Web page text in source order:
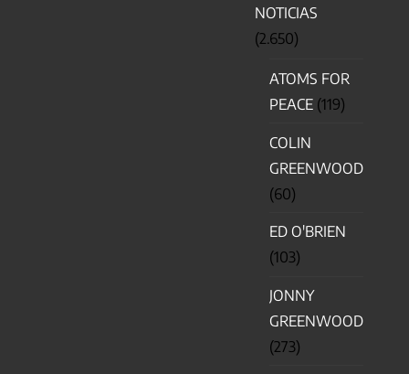
NOTICIAS
(2.650)
ATOMS FOR
PEACE (119)
COLIN
GREENWOOD
(60)
ED O'BRIEN
(103)
JONNY
GREENWOOD
(273)